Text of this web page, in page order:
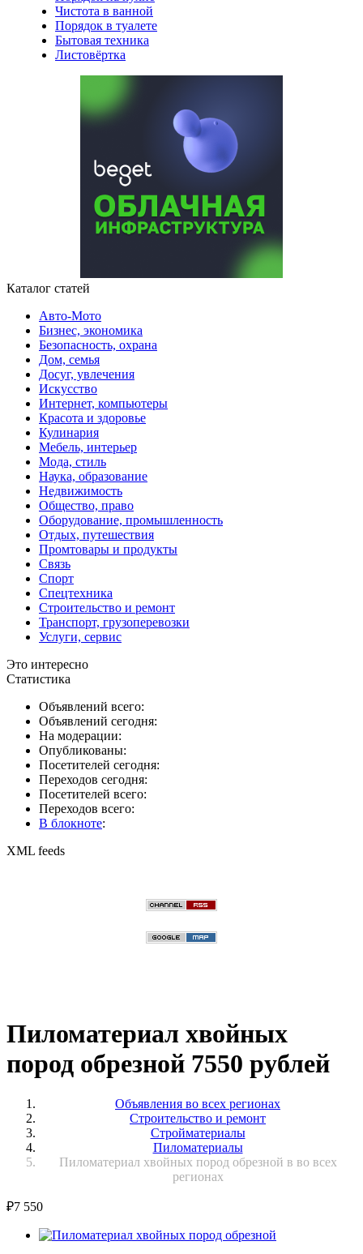
Чистота в ванной
Порядок в туалете
Бытовая техника
Листовёртка
Каталог статей
Авто-Мото
Бизнес, экономика
Безопасность, охрана
Дом, семья
Досуг, увлечения
Искусство
Интернет, компьютеры
Красота и здоровье
Кулинария
Мебель, интерьер
Мода, стиль
Наука, образование
Недвижимость
Общество, право
Оборудование, промышленность
Отдых, путешествия
Промтовары и продукты
Связь
Спорт
Спецтехника
Строительство и ремонт
Транспорт, грузоперевозки
Услуги, сервис
Это интересно
Статистика
Объявлений всего:
Объявлений сегодня:
На модерации:
Опубликованы:
Посетителей сегодня:
Переходов сегодня:
Посетителей всего:
Переходов всего:
В блокноте:
XML feeds
Пиломатериал хвойных
пород обрезной 7550 рублей
Объявления во всех регионах
Строительство и ремонт
Стройматериалы
Пиломатериалы
Пиломатериал хвойных пород обрезной в во всех
регионах
₽7 550